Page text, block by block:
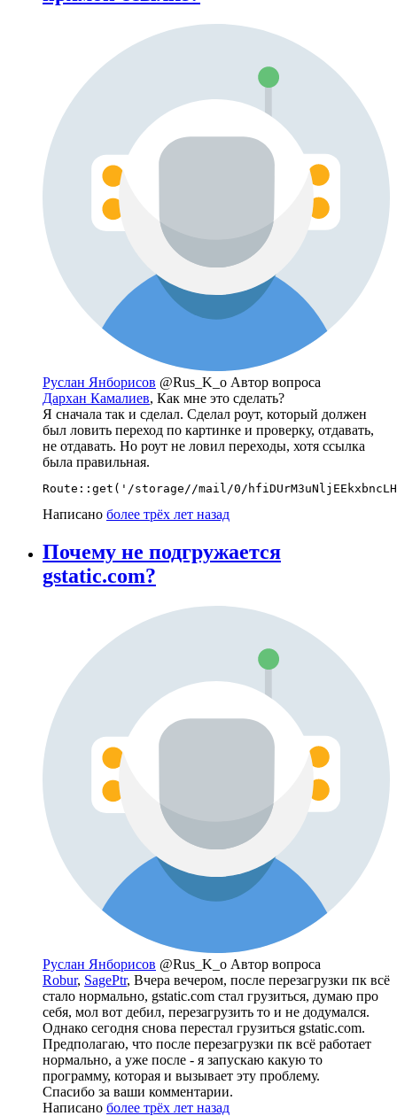
Руслан Янборисов @Rus_K_o Автор вопроса
Дархан Камалиев, Как мне это сделать?
Я сначала так и сделал. Сделал роут, который должен
был ловить переход по картинке и проверку, отдавать,
не отдавать. Но роут не ловил переходы, хотя ссылка
была правильная.
Route::get('/storage//mail/0/
Написано более трёх лет назад
Почему не подгружается
gstatic.com?
Руслан Янборисов @Rus_K_o Автор вопроса
Robur, SagePtr, Вчера вечером, после перезагрузки пк всё
стало нормально, gstatic.com стал грузиться, думаю про
себя, мол вот дебил, перезагрузить то и не додумался.
Однако сегодня снова перестал грузиться gstatic.com.
Предполагаю, что после перезагрузки пк всё работает
нормально, а уже после - я запускаю какую то
программу, которая и вызывает эту проблему.
Спасибо за ваши комментарии.
Написано более трёх лет назад